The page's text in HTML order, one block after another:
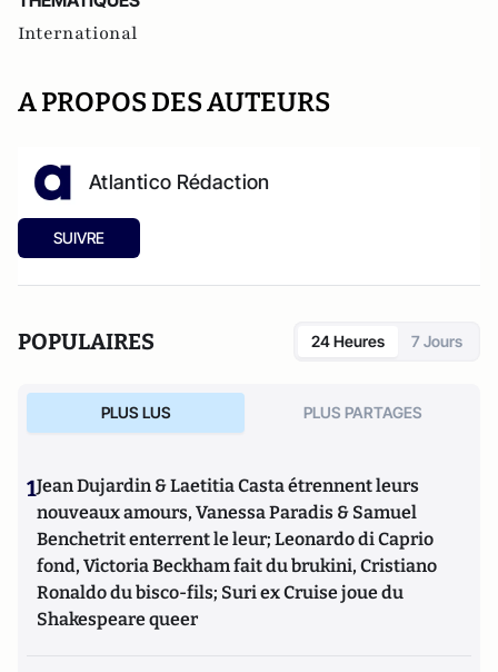
International
A PROPOS DES AUTEURS
Atlantico Rédaction
SUIVRE
POPULAIRES 24 Heures 7 Jours
PLUS LUS PLUS PARTAGES
1Jean Dujardin & Laetitia Casta étrennent leurs
nouveaux amours, Vanessa Paradis & Samuel
Benchetrit enterrent le leur; Leonardo di Caprio
fond, Victoria Beckham fait du brukini, Cristiano
Ronaldo du bisco-fils; Suri ex Cruise joue du
Shakespeare queer